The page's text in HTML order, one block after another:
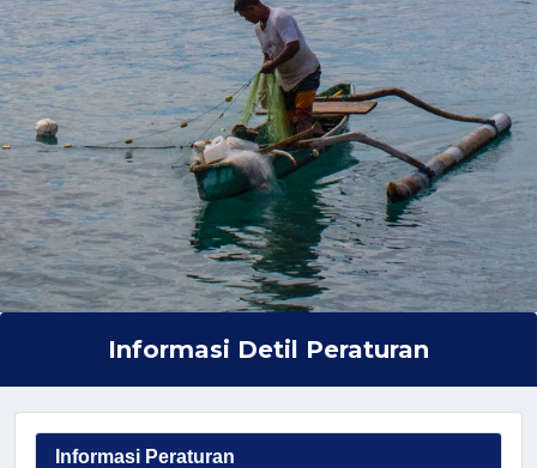
Informasi Detil Peraturan
Informasi Peraturan